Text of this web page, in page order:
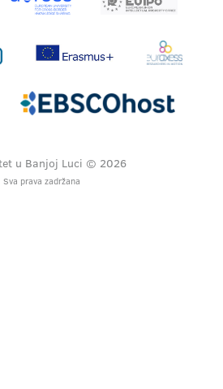
u Banjoj Luci © 2026
Sva prava zadržana